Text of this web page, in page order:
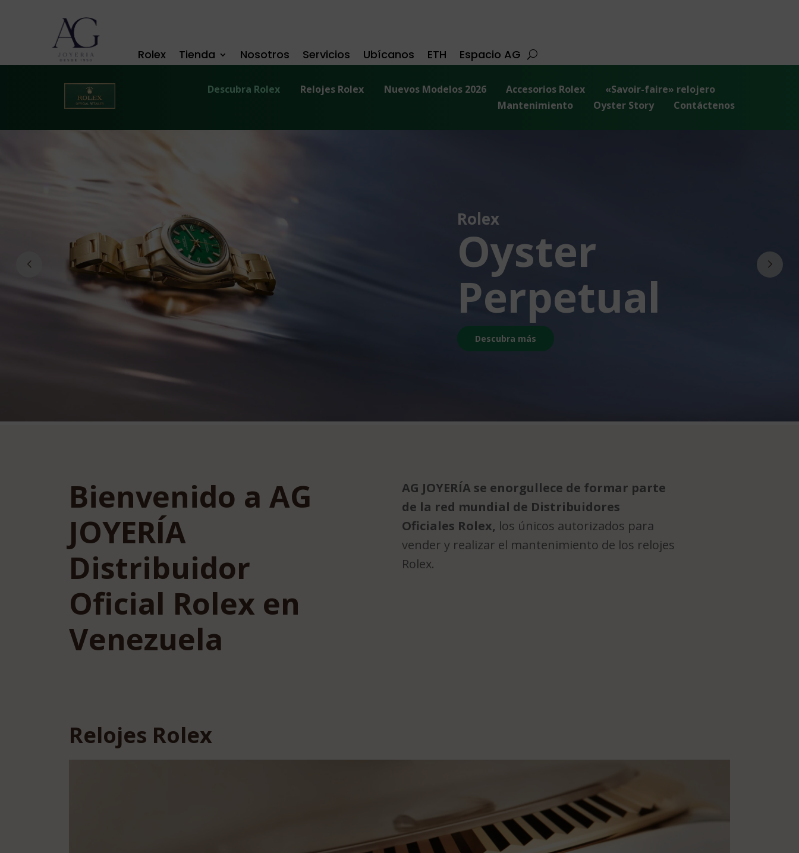
Rolex Tienda Nosotros Servicios Ubícanos ETH Espacio AG
Descubra Rolex Relojes Rolex Nuevos Modelos 2026 Accesorios Rolex
«Savoir-faire» relojero
Mantenimiento
Oyster Story Contáctenos
Rolex
Oyster
Perpetual
Descubra más
Bienvenido a AG
JOYERÍA
Distribuidor
Oficial Rolex en
Venezuela
AG JOYERÍA se enorgullece de formar parte
de la red mundial de Distribuidores
Oficiales Rolex, los únicos autorizados para
vender y realizar el mantenimiento de los relojes
Rolex.
Relojes Rolex